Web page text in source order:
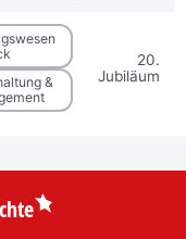
&
20.
Jubiläum